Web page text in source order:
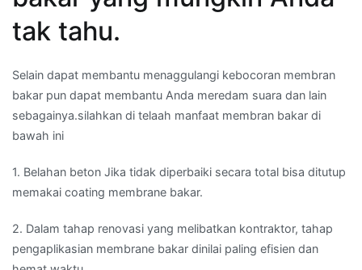
tak tahu.
Selain dapat membantu menaggulangi kebocoran membran
bakar pun dapat membantu Anda meredam suara dan lain
sebagainya.silahkan di telaah manfaat membran bakar di
bawah ini
1. Belahan beton Jika tidak diperbaiki secara total bisa ditutup
memakai coating membrane bakar.
2. Dalam tahap renovasi yang melibatkan kontraktor, tahap
pengaplikasian membrane bakar dinilai paling efisien dan